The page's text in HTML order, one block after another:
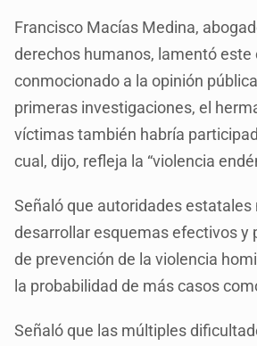
Francisco Macías Medina,
derechos humanos, lamentó este
conmocionado a la opinión
primeras investigaciones, el
víctimas también habría
cual, dijo, refleja la “violencia
Señaló que autoridades estatales
desarrollar esquemas efectivos y
de prevención de la violencia
la probabilidad de más casos
Señaló que las múltiples